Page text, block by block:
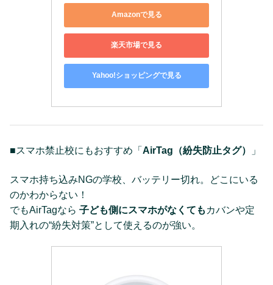
Amazonで見る
楽天市場で見る
Yahoo!ショッピングで見る
■スマホ禁止校にもおすすめ「 AirTag（紛失防止タグ） 」
スマホ持ち込みNGの学校、バッテリー切れ。どこにいる
のかわからない！
でもAirTagなら 子ども側にスマホがなくても カバンや定
期入れの“紛失対策”として使えるのが強い。